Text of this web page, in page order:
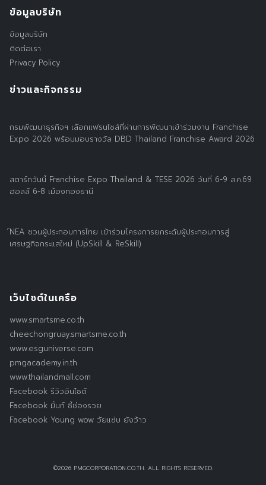
ข้อมูลบริษัท
ข้อมูลบริษัท
ติดต่อเรา
Privacy Policy
ข่าวและกิจกรรม
กรมพัฒนาธุรกิจฯ เลือกแฟรนไชส์ที่ผ่านการพัฒนาเข้าร่วมงาน Franchise
Expo 2026 พร้อมมอบรางวัล DBD Thailand Franchise Award 2026
สตาร์ทวันนี้ Franchise Expo Thailand & TESE 2026 วันที่ 6-9 ส.ค.69
ฮอลล์ 6-8 เมืองทองธานี
์NEA ชวนผู้ประกอบการไทย เข้าร่วมโครงการยกระดับผู้ประกอบการสู่
เศรษฐกิจกระแสใหม่ (UpSkill & ReSkill)
เว็บไซต์ในเครือ
www.smartsme.co.th
cheechongruay.smartsme.co.th
www.esguniverse.com
pmgacademy.in.th
www.thailandmall.com
Facebook รีวิวอินไซต์
Facebook มิ้นท์ ชี้ช่องรวย
Facebook Young wow วัยแซ่บ ยังว้าว
©2026 PMGCORPORATION.CO.TH. ALL RIGHTS RESERVED.